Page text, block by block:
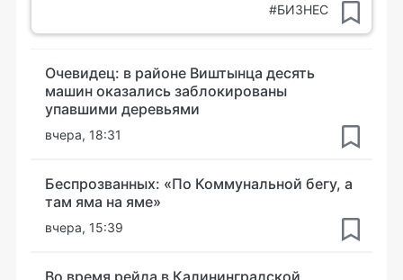
#БИЗНЕС
Очевидец: в районе Виштынца десять
машин оказались заблокированы
упавшими деревьями
вчера, 18:31
Беспрозванных: «По Коммунальной бегу, а
там яма на яме»
вчера, 15:39